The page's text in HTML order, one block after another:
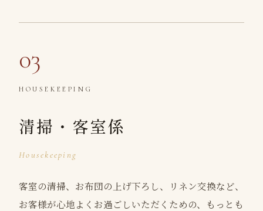
03
HOUSEKEEPING
清掃・客室係
Housekeeping
客室の清掃、お布団の上げ下ろし、リネン交換など、
お客様が心地よくお過ごしいただくための、もっとも